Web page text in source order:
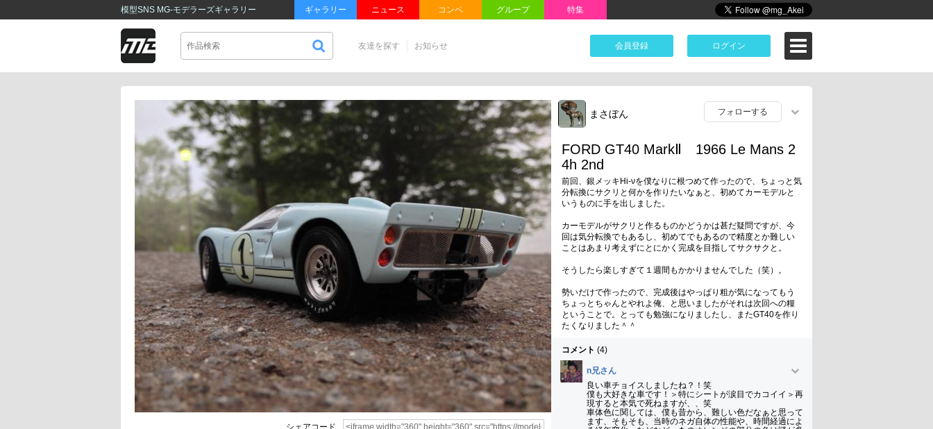
模型SNS MG-モデラーズギャラリー ギャラリー ニュース コンペ グループ 特集
友達を探す お知らせ 会員登録 ログイン
シェアコード
まさぼん フォローする
FORD GT40 MarkⅡ 1966 Le Mans 2
4h 2nd
前回、銀メッキHi-νを僕なりに根つめて作ったので、ちょっと気
分転換にサクリと何かを作りたいなぁと、初めてカーモデルと
いうものに手を出しました。
カーモデルがサクリと作るものかどうかは甚だ疑問ですが、今
回は気分転換でもあるし、初めてでもあるので精度とか難しい
ことはあまり考えずにとにかく完成を目指してサクサクと。
そうしたら楽しすぎて１週間もかかりませんでした（笑）。
勢いだけで作ったので、完成後はやっぱり粗が気になってもう
ちょっとちゃんとやれよ俺、と思いましたがそれは次回への糧
ということで。とっても勉強になりましたし、またGT40を作り
たくなりました＾＾
コメント (4)
n兄さん
良い車チョイスしましたね？！笑
僕も大好きな車です！＞特にシートが涙目でカコイイ＞再
現すると本気で死ねますが、、笑
車体色に関しては、僕も昔から、難しい色だなぁと思って
ます、そもそも、当時のネガ自体の性能や、時間経過によ